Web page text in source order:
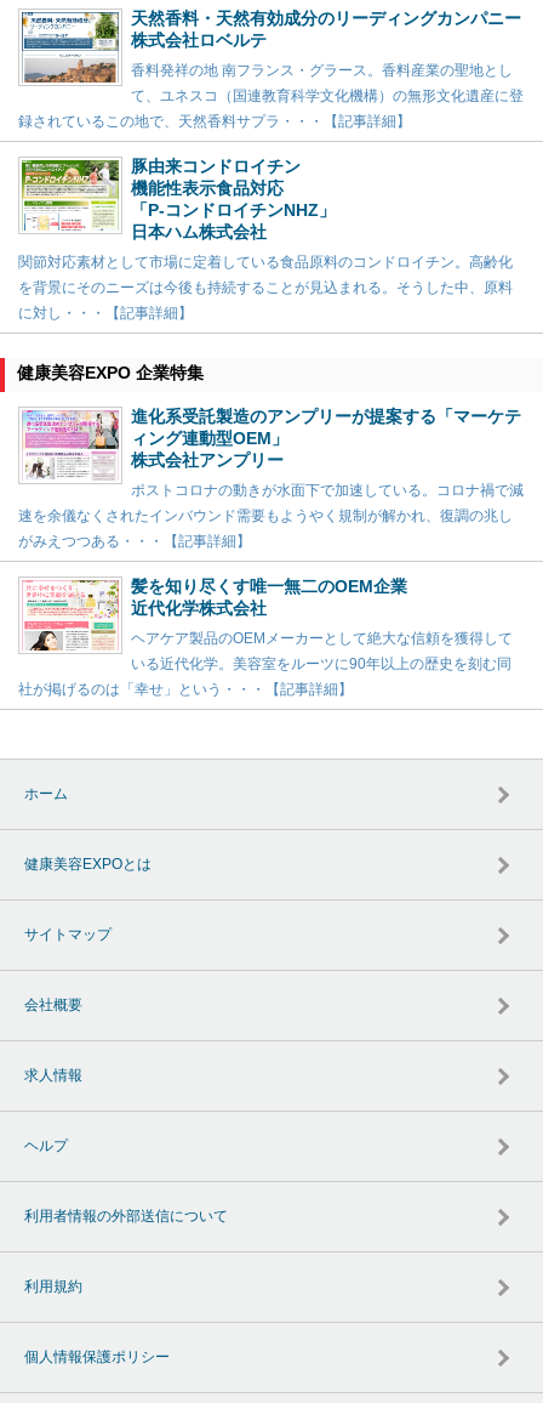
天然香料・天然有効成分のリーディングカンパニー
株式会社ロベルテ
香料発祥の地 南フランス・グラース。香料産業の聖地とし
て、ユネスコ（国連教育科学文化機構）の無形文化遺産に登
録されているこの地で、天然香料サプラ・・・【記事詳細】
豚由来コンドロイチン
機能性表示食品対応
「P-コンドロイチンNHZ」
日本ハム株式会社
関節対応素材として市場に定着している食品原料のコンドロイチン。高齢化
を背景にそのニーズは今後も持続することが見込まれる。そうした中、原料
に対し・・・【記事詳細】
健康美容EXPO 企業特集
進化系受託製造のアンプリーが提案する「マーケテ
ィング連動型OEM」
株式会社アンプリー
ポストコロナの動きが水面下で加速している。コロナ禍で減
速を余儀なくされたインバウンド需要もようやく規制が解かれ、復調の兆し
がみえつつある・・・【記事詳細】
髪を知り尽くす唯一無二のOEM企業
近代化学株式会社
ヘアケア製品のOEMメーカーとして絶大な信頼を獲得して
いる近代化学。美容室をルーツに90年以上の歴史を刻む同
社が掲げるのは「幸せ」という・・・【記事詳細】
ホーム
健康美容EXPOとは
サイトマップ
会社概要
求人情報
ヘルプ
利用者情報の外部送信について
利用規約
個人情報保護ポリシー